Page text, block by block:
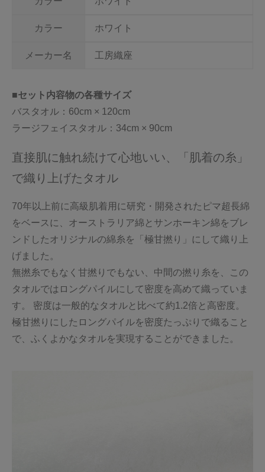
カラー ホワイト
メーカー名 工房織座
■セット内容物の各種サイズ
バスタオル：60cm × 120cm
ラージフェイスタオル：34cm × 90cm
直接肌に触れ続けて心地いい、「肌着の糸」
で織り上げたタオル
70年以上前に高級肌着用に研究・開発されたピマ超長綿
をベースに、オーストラリア綿とサンホーキン綿をブレ
ンドしたオリジナルの綿糸を「極甘撚り」にして織り上
げました。
無撚糸でもなく甘撚りでもない、中間の撚り糸を、この
タオルではロングパイルにして密度を高めて織っていま
す。 密度は一般的なタオルと比べて約1.2倍と高密度。
極甘撚りにしたロングパイルを密度たっぷりで織ること
で、ふくよかなタオルを実現することができました。